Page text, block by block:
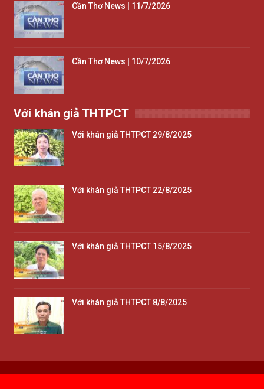
Cần Thơ News | 11/7/2026
Cần Thơ News | 10/7/2026
Với khán giả THTPCT
Với khán giả THTPCT 29/8/2025
Với khán giả THTPCT 22/8/2025
Với khán giả THTPCT 15/8/2025
Với khán giả THTPCT 8/8/2025